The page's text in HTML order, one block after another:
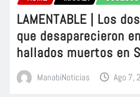
LAMENTABLE | Los
que desaparecieron
hallados muertos en
ManabiNoticias Ago 7,